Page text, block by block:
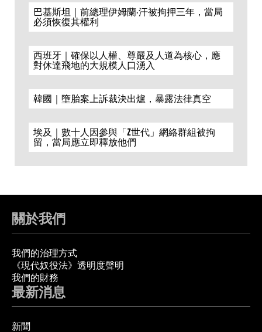
巴基斯坦｜前總理伊姆蘭·汗被拘押三年，當局
必須恢復其權利
西班牙｜確保以人權、尊嚴及人道為核心，應
對休達飛地的大規模人口湧入
韓國｜墮胎案上訴裁決出爐，暴露法律真空
埃及｜數十人因參與「Z世代」網絡群組被拘
留，當局應立即釋放他們
關於我們
我們的治理方式
《現代奴役法》透明度聲明
我們的財務
最新消息
新聞